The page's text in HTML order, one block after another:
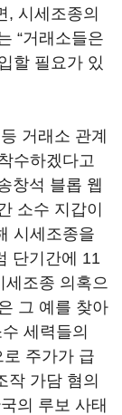
, 시세조종의
“거래소들은
할 필요가 있
거래소 관계
수하겠다고
창석 블롭 웹
소수 지갑이
시세조종을
단기간에 11
세조종 의혹으
그 예를 찾아
세력들의
주가가 급
작 가담 혐의
의 루보 사태